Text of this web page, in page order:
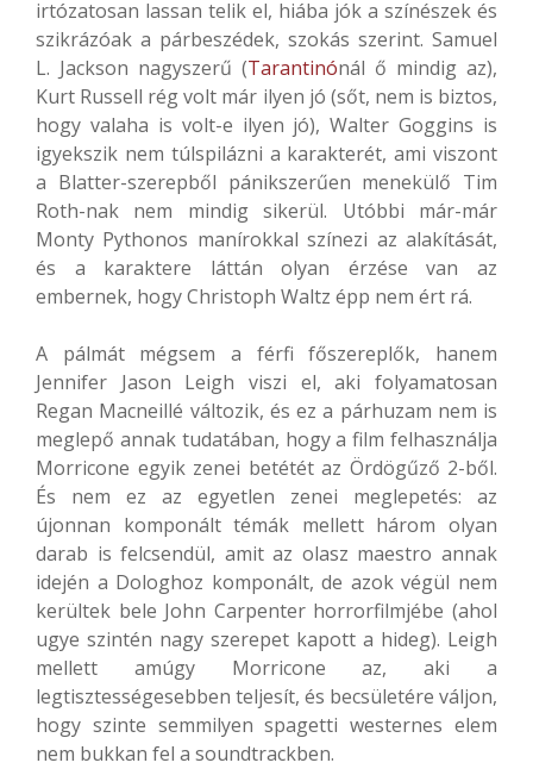
irtózatosan lassan telik el, hiába jók a színészek és
szikrázóak a párbeszédek, szokás szerint. Samuel
L. Jackson nagyszerű (Tarantinónál ő mindig az),
Kurt Russell rég volt már ilyen jó (sőt, nem is biztos,
hogy valaha is volt-e ilyen jó), Walter Goggins is
igyekszik nem túlspilázni a karakterét, ami viszont
a Blatter-szerepből pánikszerűen menekülő Tim
Roth-nak nem mindig sikerül. Utóbbi már-már
Monty Pythonos manírokkal színezi az alakítását,
és a karaktere láttán olyan érzése van az
embernek, hogy Christoph Waltz épp nem ért rá.
A pálmát mégsem a férfi főszereplők, hanem
Jennifer Jason Leigh viszi el, aki folyamatosan
Regan Macneillé változik, és ez a párhuzam nem is
meglepő annak tudatában, hogy a film felhasználja
Morricone egyik zenei betétét az Ördögűző 2-ből.
És nem ez az egyetlen zenei meglepetés: az
újonnan komponált témák mellett három olyan
darab is felcsendül, amit az olasz maestro annak
idején a Dologhoz komponált, de azok végül nem
kerültek bele John Carpenter horrorfilmjébe (ahol
ugye szintén nagy szerepet kapott a hideg). Leigh
mellett amúgy Morricone az, aki a
legtisztességesebben teljesít, és becsületére váljon,
hogy szinte semmilyen spagetti westernes elem
nem bukkan fel a soundtrackben.